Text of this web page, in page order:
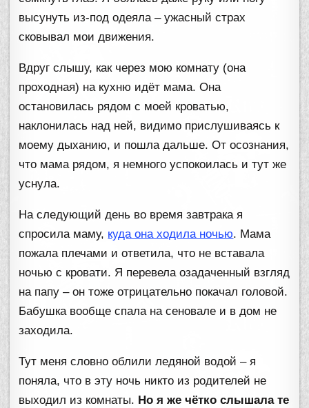
высунуть из-под одеяла – ужасный страх
сковывал мои движения.
Вдруг слышу, как через мою комнату (она
проходная) на кухню идёт мама. Она
остановилась рядом с моей кроватью,
наклонилась над ней, видимо прислушиваясь к
моему дыханию, и пошла дальше. От осознания,
что мама рядом, я немного успокоилась и тут же
уснула.
На следующий день во время завтрака я
спросила маму, куда она ходила ночью. Мама
пожала плечами и ответила, что не вставала
ночью с кровати. Я перевела озадаченный взгляд
на папу – он тоже отрицательно покачал головой.
Бабушка вообще спала на сеновале и в дом не
заходила.
Тут меня словно облили ледяной водой – я
поняла, что в эту ночь никто из родителей не
выходил из комнаты. Но я же чётко слышала те